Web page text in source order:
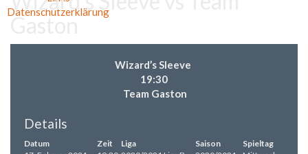
Datenschutzerklärung
Gaston
Wizard’s Sleeve
19:30
Team Gaston
Details
Datum Zeit Liga Saison
Spieltag